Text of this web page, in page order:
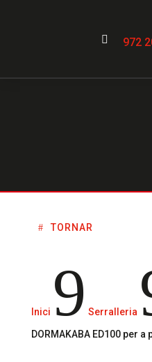
 972
TORNAR
Inici 9 Serralleria
DORMAKABA ED100 per a